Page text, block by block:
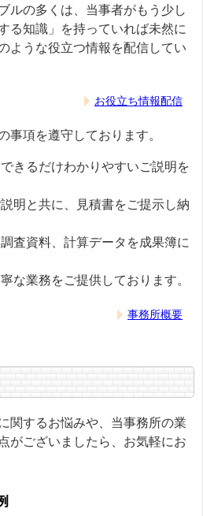
ルの多くは、当事者がもう少し
る知識」を持っていれば未然に
ような役立つ情報を配信してい
お役立ち情報配信
事項を遵守しております。
きるだけわかりやすいご説明を
明と共に、見積書をご提示し納
査資料、計算データを成果簿に
な業務をご提供しております。
事務所概要
関するお悩みや、当事務所の業
がございましたら、お気軽にお